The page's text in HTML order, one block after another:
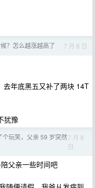
？怎么越涨越高了 7 月 8 日
年底黑五又补了两块 14T
犹豫
个玩笑，父亲 59 岁突然7 月 8
日
父亲一些时间吧